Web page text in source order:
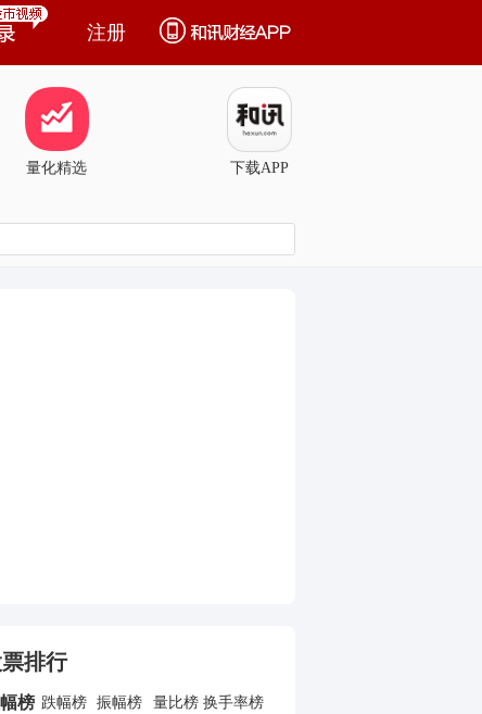
注册
量化精选 下载APP
排行
榜 跌幅榜 振幅榜 量比榜 换手率榜